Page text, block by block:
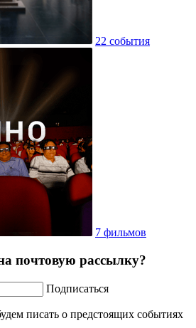
22 события
7 фильмов
почтовую рассылку?
Подписаться
писать о предстоящих событиях